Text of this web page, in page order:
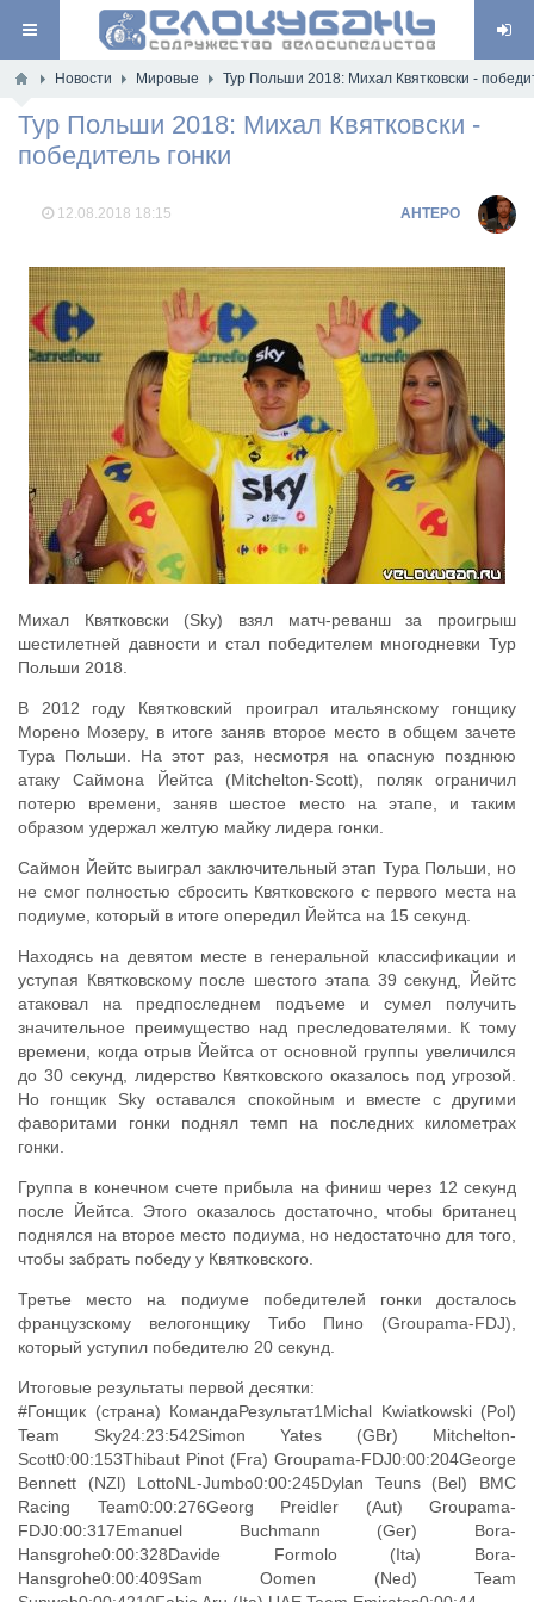
Новости Мировые Тур Польши 2018: Михал Квятковски -
Тур Польши 2018: Михал Квятковски -
победитель гонки
12.08.2018 18:15 AHTEPO
Михал Квятковски (Sky) взял матч-реванш за проигрыш
шестилетней давности и стал победителем многодневки Тур
Польши 2018.
В 2012 году Квятковский проиграл итальянскому гонщику
Морено Мозеру, в итоге заняв второе место в общем зачете
Тура Польши. На этот раз, несмотря на опасную позднюю
атаку Саймона Йейтса (Mitchelton-Scott), поляк ограничил
потерю времени, заняв шестое место на этапе, и таким
образом удержал желтую майку лидера гонки.
Саймон Йейтс выиграл заключительный этап Тура Польши, но
не смог полностью сбросить Квятковского с первого места на
подиуме, который в итоге опередил Йейтса на 15 секунд.
Находясь на девятом месте в генеральной классификации и
уступая Квятковскому после шестого этапа 39 секунд, Йейтс
атаковал на предпоследнем подъеме и сумел получить
значительное преимущество над преследователями. К тому
времени, когда отрыв Йейтса от основной группы увеличился
до 30 секунд, лидерство Квятковского оказалось под угрозой.
Но гонщик Sky оставался спокойным и вместе с другими
фаворитами гонки поднял темп на последних километрах
гонки.
Группа в конечном счете прибыла на финиш через 12 секунд
после Йейтса. Этого оказалось достаточно, чтобы британец
поднялся на второе место подиума, но недостаточно для того,
чтобы забрать победу у Квятковского.
Третье место на подиуме победителей гонки досталось
французскому велогонщику Тибо Пино (Groupama-FDJ),
который уступил победителю 20 секунд.
Итоговые результаты первой десятки:
#Гонщик (страна) КомандаРезультат1Michal Kwiatkowski (Pol)
Team Sky24:23:542Simon Yates (GBr) Mitchelton-
Scott0:00:153Thibaut Pinot (Fra) Groupama-FDJ0:00:204George
Bennett (NZl) LottoNL-Jumbo0:00:245Dylan Teuns (Bel) BMC
Racing Team0:00:276Georg Preidler (Aut) Groupama-
FDJ0:00:317Emanuel Buchmann (Ger) Bora-
Hansgrohe0:00:328Davide Formolo (Ita) Bora-
Hansgrohe0:00:409Sam Oomen (Ned) Team